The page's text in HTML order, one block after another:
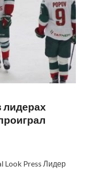
лидерах
Look Press Лидер